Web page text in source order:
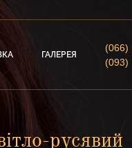
ГАЛЕРЕЯ
(066)
(093)
русявий